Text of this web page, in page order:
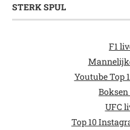
STERK SPUL
F1
Youtube Top
UFC
Top 10